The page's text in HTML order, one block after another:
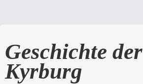
Geschichte der
Kyrburg